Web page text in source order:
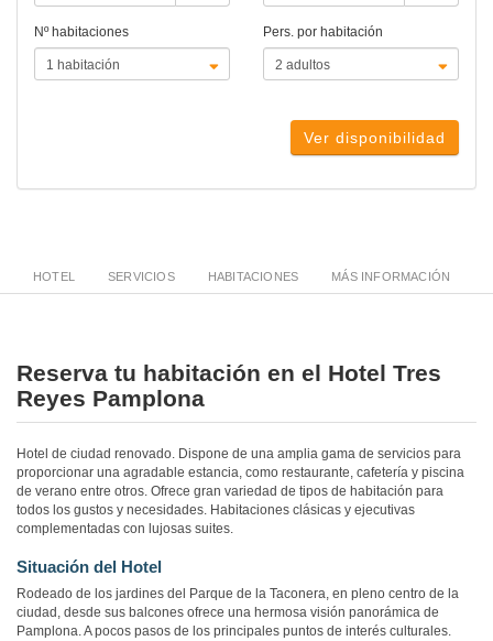
Nº habitaciones Pers. por habitación
Ver disponibilidad
HOTEL SERVICIOS HABITACIONES MÁS INFORMACIÓN
Reserva tu habitación en el Hotel Tres
Reyes Pamplona
Hotel de ciudad renovado. Dispone de una amplia gama de servicios para
proporcionar una agradable estancia, como restaurante, cafetería y piscina
de verano entre otros. Ofrece gran variedad de tipos de habitación para
todos los gustos y necesidades. Habitaciones clásicas y ejecutivas
complementadas con lujosas suites.
Situación del Hotel
Rodeado de los jardines del Parque de la Taconera, en pleno centro de la
ciudad, desde sus balcones ofrece una hermosa visión panorámica de
Pamplona. A pocos pasos de los principales puntos de interés culturales.